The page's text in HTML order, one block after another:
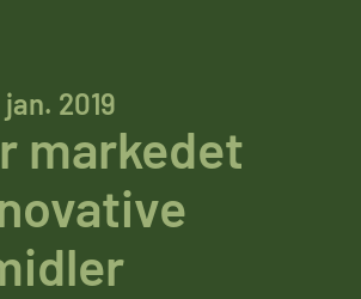
2019
markedet